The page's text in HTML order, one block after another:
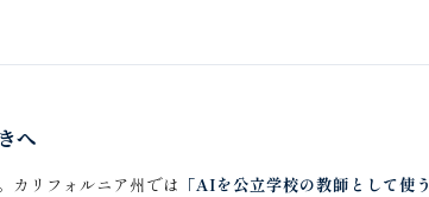
へ
カリフォルニア州では 「AIを公立学校の教師として使う